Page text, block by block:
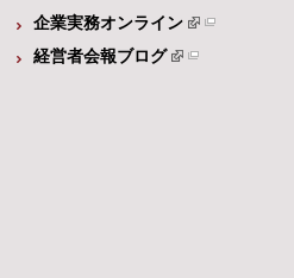
企業実務オンライン
経営者会報ブログ